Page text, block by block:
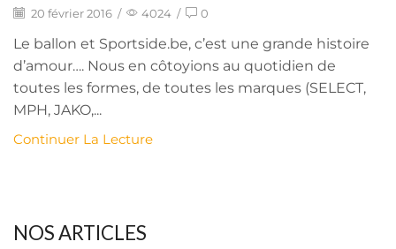
20 février 2016 / 4024 / 0
Le ballon et Sportside.be, c’est une grande histoire
d’amour…. Nous en côtoyions au quotidien de
toutes les formes, de toutes les marques (SELECT,
MPH, JAKO,...
Continuer La Lecture
NOS ARTICLES